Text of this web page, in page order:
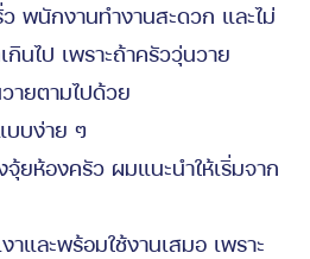
พนักงานทำงานสะดวก และไม่
นไป เพราะถ้าครัววุ่นวาย
ายตามไปด้วย
บบง่าย ๆ
ยห้องครัว ผมแนะนำให้เริ่มจาก
าและพร้อมใช้งานเสมอ เพราะ